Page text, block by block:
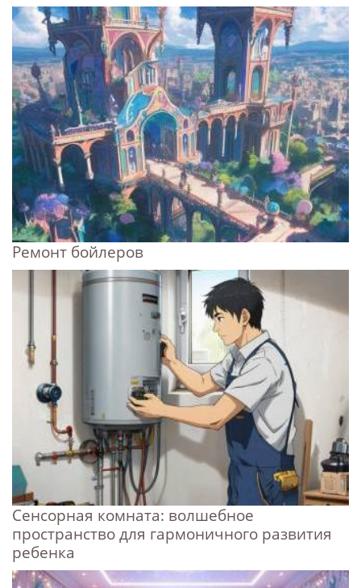
Ремонт бойлеров
Сенсорная комната: волшебное
пространство для гармоничного развития
ребенка